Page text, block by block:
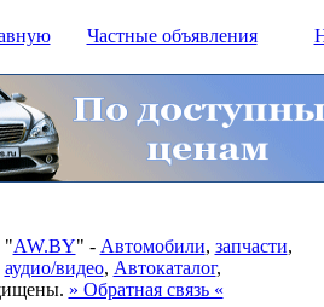
Частные объявления
"AW.BY" - Автомобили, запчасти,
аудио/видео, Автокаталог,
» Обратная связь «